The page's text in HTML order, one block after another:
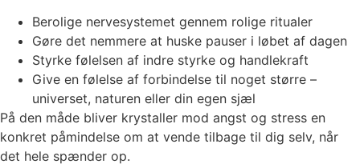
Berolige nervesystemet gennem rolige ritualer
Gøre det nemmere at huske pauser i løbet af dagen
Styrke følelsen af indre styrke og handlekraft
Give en følelse af forbindelse til noget større –
universet, naturen eller din egen sjæl
På den måde bliver krystaller mod angst og stress en
konkret påmindelse om at vende tilbage til dig selv, når
det hele spænder op.